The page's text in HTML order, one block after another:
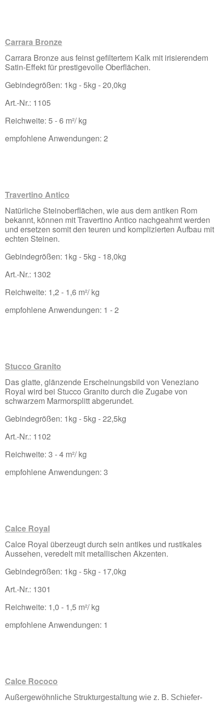
Carrara Bronze
Carrara Bronze aus feinst gefiltertem Kalk mit irisierendem
Satin-Effekt für prestigevolle Oberflächen.
Gebindegrößen: 1kg - 5kg - 20,0kg
Art.-Nr.: 1105
Reichweite: 5 - 6 m²/ kg
empfohlene Anwendungen: 2
Travertino Antico
Natürliche Steinoberflächen, wie aus dem antiken Rom
bekannt, können mit Travertino Antico nachgeahmt werden
und ersetzen somit den teuren und komplizierten Aufbau mit
echten Steinen.
Gebindegrößen: 1kg - 5kg - 18,0kg
Art.-Nr.: 1302
Reichweite: 1,2 - 1,6 m²/ kg
empfohlene Anwendungen: 1 - 2
Stucco Granito
Das glatte, glänzende Erscheinungsbild von Veneziano
Royal wird bei Stucco Granito durch die Zugabe von
schwarzem Marmorsplitt abgerundet.
Gebindegrößen: 1kg - 5kg - 22,5kg
Art.-Nr.: 1102
Reichweite: 3 - 4 m²/ kg
empfohlene Anwendungen: 3
Calce Royal
Calce Royal überzeugt durch sein antikes und rustikales
Aussehen, veredelt mit metallischen Akzenten.
Gebindegrößen: 1kg - 5kg - 17,0kg
Art.-Nr.: 1301
Reichweite: 1,0 - 1,5 m²/ kg
empfohlene Anwendungen: 1
Calce Rococo
Außergewöhnliche Strukturgestaltung wie z. B. Schiefer-